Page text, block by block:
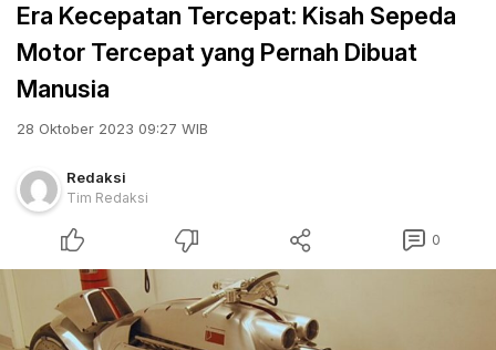
Era Kecepatan Tercepat: Kisah Sepeda
Motor Tercepat yang Pernah Dibuat
Manusia
28 Oktober 2023 09:27 WIB
Redaksi
Tim Redaksi
0